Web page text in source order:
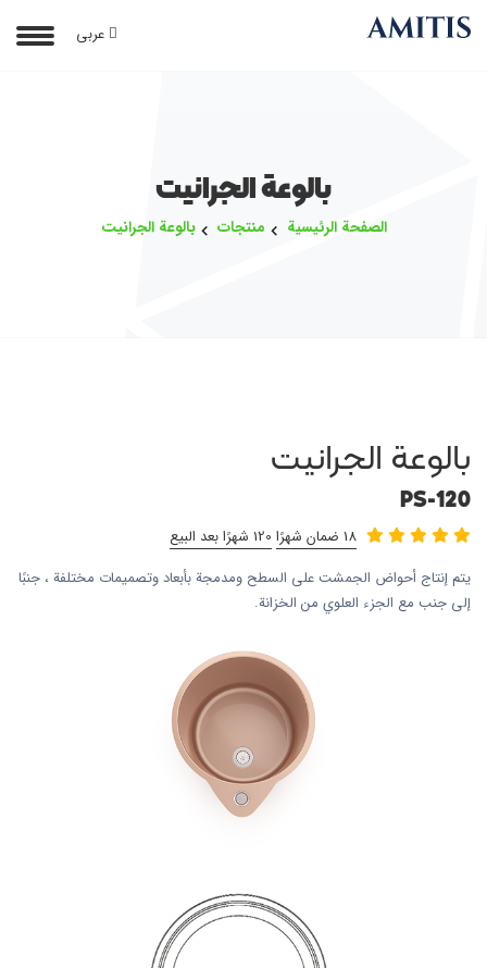
عربی
بالوعة الجرانيت
الصفحة الرئيسية منتجات بالوعة الجرانيت
بالوعة الجرانيت
PS-120
18 ضمان شهرًا
120 شهرًا بعد البيع
يتم إنتاج أحواض الجمشت على السطح ومدمجة بأبعاد وتصميمات مختلفة ، جنبًا
إلى جنب مع الجزء العلوي من الخزانة.